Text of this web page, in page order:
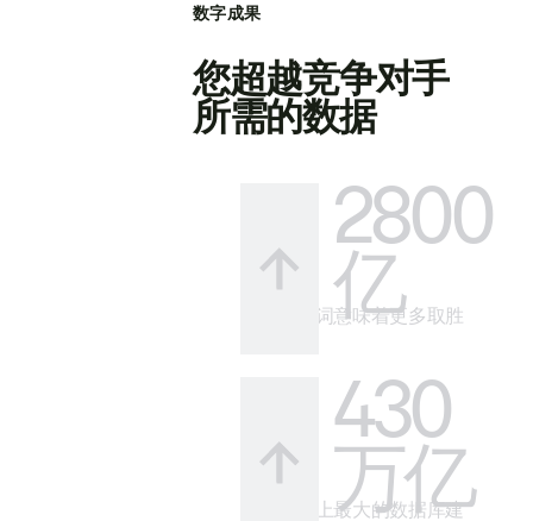
数字成果
您超越竞争对手
所需的数据
2800
亿
更多关键词意味着更多取胜
430
万亿
借助市场上最大的数据库建